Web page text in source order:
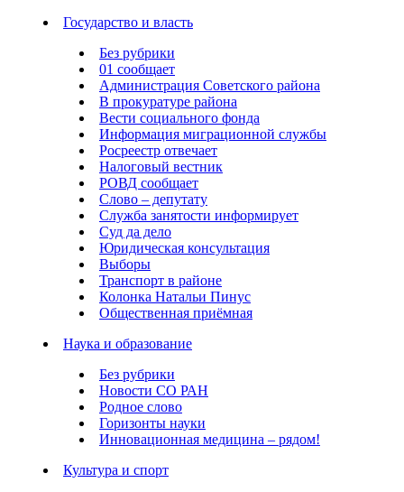
Государство и власть
Без рубрики
01 сообщает
Администрация Советского района
В прокуратуре района
Вести социального фонда
Информация миграционной службы
Росреестр отвечает
Налоговый вестник
РОВД сообщает
Слово – депутату
Служба занятости информирует
Суд да дело
Юридическая консультация
Выборы
Транспорт в районе
Колонка Натальи Пинус
Общественная приёмная
Наука и образование
Без рубрики
Новости СО РАН
Родное слово
Горизонты науки
Инновационная медицина – рядом!
Культура и спорт